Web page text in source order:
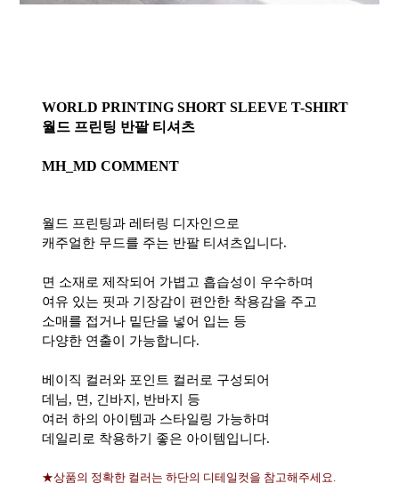
WORLD PRINTING SHORT SLEEVE T-SHIRT
월드 프린팅 반팔 티셔츠
MH_MD COMMENT
월드 프린팅과 레터링 디자인으로
캐주얼한 무드를 주는 반팔 티셔츠입니다.
면 소재로 제작되어 가볍고 흡습성이 우수하며
여유 있는 핏과 기장감이 편안한 착용감을 주고
소매를 접거나 밑단을 넣어 입는 등
다양한 연출이 가능합니다.
베이직 컬러와 포인트 컬러로 구성되어
데님, 면, 긴바지, 반바지 등
여러 하의 아이템과 스타일링 가능하며
데일리로 착용하기 좋은 아이템입니다.
★상품의 정확한 컬러는 하단의 디테일컷을 참고해주세요.